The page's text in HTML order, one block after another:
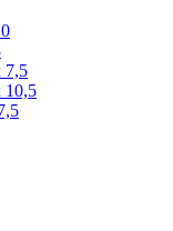
7,5
10,5